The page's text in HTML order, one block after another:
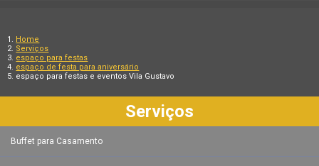
Home
Serviços
espaço para festas
espaço de festa para aniversário
espaço para festas e eventos Vila Gustavo
Serviços
Buffet para Casamento